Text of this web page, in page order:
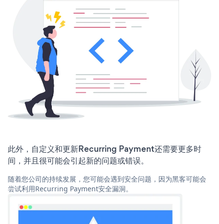
此外，自定义和更新Recurring Payment还需要更多时
间，并且很可能会引起新的问题或错误。
随着您公司的持续发展，您可能会遇到安全问题，因为黑客可能会
尝试利用Recurring Payment安全漏洞。